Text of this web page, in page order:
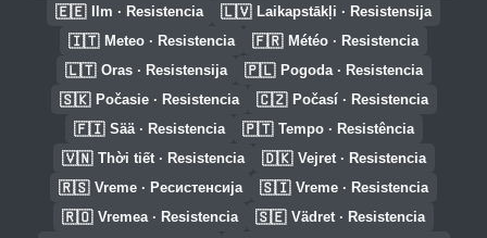
🇪🇪 Ilm · Resistencia 🇱🇻 Laikapstākļi · Resistensija
🇮🇹 Meteo · Resistencia 🇫🇷 Météo · Resistencia
🇱🇹 Oras · Resistensija 🇵🇱 Pogoda · Resistencia
🇸🇰 Počasie · Resistencia 🇨🇿 Počasí · Resistencia
🇫🇮 Sää · Resistencia 🇵🇹 Tempo · Resistência
🇻🇳 Thời tiết · Resistencia 🇩🇰 Vejret · Resistencia
🇷🇸 Vreme · Ресистенсија 🇸🇮 Vreme · Resistencia
🇷🇴 Vremea · Resistencia 🇸🇪 Vädret · Resistencia